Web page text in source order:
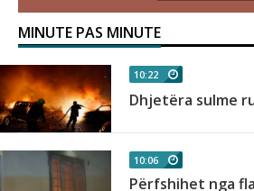
MINUTE PAS MINUTE
10:22
Dhjetëra sulme
10:06
Përfshihet nga